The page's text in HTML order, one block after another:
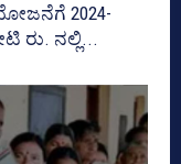
2024-
ರು. ನಲ್ಲಿ...